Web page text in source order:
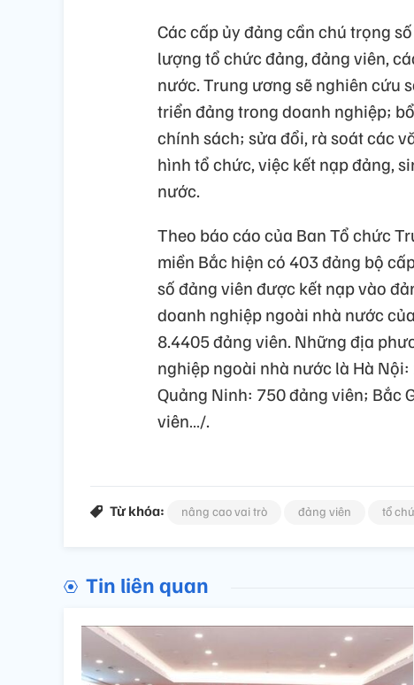
Các cấp ủy đảng cần chú trọng
lượng tổ chức đảng, đảng viên,
nước. Trung ương sẽ nghiên cứu
triển đảng trong doanh nghiệp;
chính sách; sửa đổi, rà soát các
hình tổ chức, việc kết nạp đảng,
nước.
Theo báo cáo của Ban Tổ chức
miền Bắc hiện có 403 đảng bộ
số đảng viên được kết nạp vào
doanh nghiệp ngoài nhà nước
8.4405 đảng viên. Những địa
nghiệp ngoài nhà nước là Hà
Quảng Ninh: 750 đảng viên; Bắc
viên…/.
Từ khóa: nâng cao vai trò đảng viên tổ
Tin liên quan